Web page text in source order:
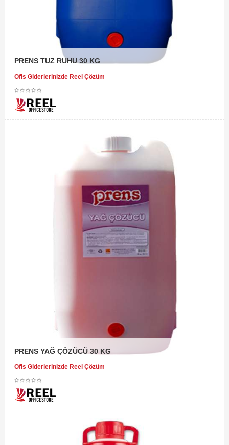
PRENS TUZ RUHU 30 KG
Ofis Giderlerinizde Reel Çözüm
PRENS YAĞ ÇÖZÜCÜ 30 KG
Ofis Giderlerinizde Reel Çözüm